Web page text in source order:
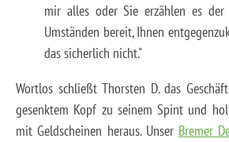
mir alles oder Sie erzählen es
Umständen bereit, Ihnen
das sicherlich nicht."
Wortlos schließt Thorsten D. das
gesenktem Kopf zu seinem Spint und
mit Geldscheinen heraus. Unser Bremer